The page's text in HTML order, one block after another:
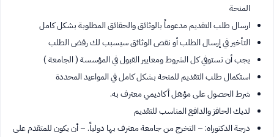
المنحة
ارسال طلب التقديم مدعوماً بالوثائق والحقائق المطلوبة بشكل كامل
التأخير في إرسال الطلب أو نقص الوثائق سيسبب لك رفض الطلب
يجب أن تستوفي كل الشروط ومعايير القبول في المؤسسة ( الجامعة )
استكمال طلب التقديم للمنحة بشكل كامل في المواعيد المحددة
شرط الحصول على مؤهل أكاديمي معترف به.
لديك الحافز والدافع المناسب للتقديم
درجة الدكتوراه: – التخرج من جامعة معترف بها دولياً. – أن يكون للمتقدم على